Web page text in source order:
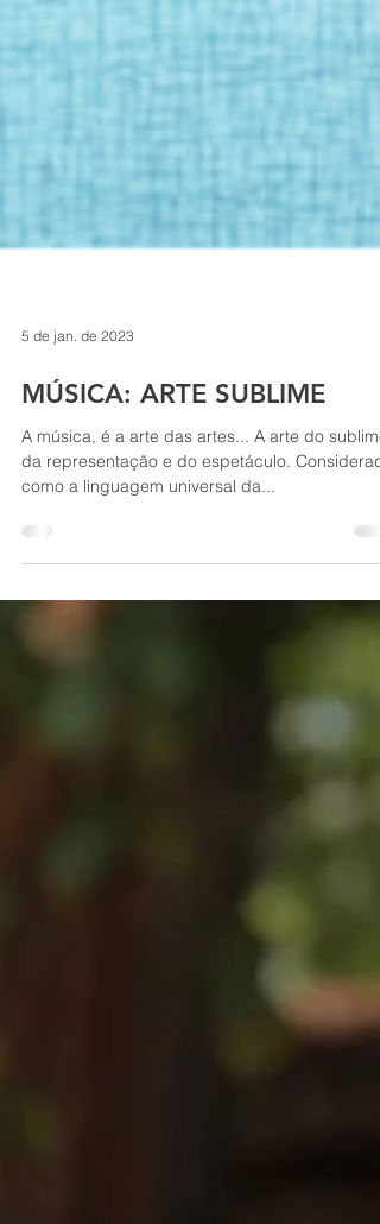
5 de jan. de 2023
MÚSICA: ARTE SUBLIME
A música, é a arte das artes... A arte do sublime,
como a linguagem universal da...